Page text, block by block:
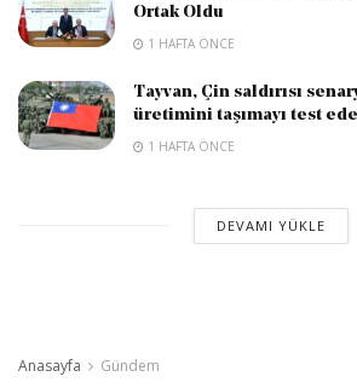
Ortak Oldu
1 HAFTA ÖNCE
Tayvan, Çin saldırısı
üretimini taşımayı test
1 HAFTA ÖNCE
DEVAMI YÜKLE
Anasayfa Gündem